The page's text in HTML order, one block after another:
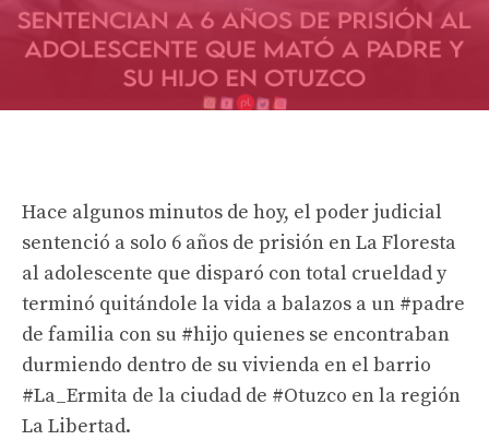
Hace algunos minutos de hoy, el poder judicial
sentenció a solo 6 años de prisión en La Floresta
al adolescente que disparó con total crueldad y
terminó quitándole la vida a balazos a un #padre
de familia con su #hijo quienes se encontraban
durmiendo dentro de su vivienda en el barrio
#La_Ermita de la ciudad de #Otuzco en la región
La Libertad.